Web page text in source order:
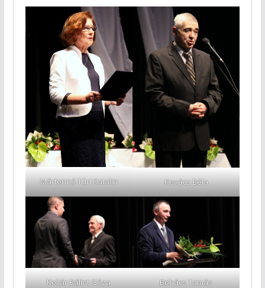
Mártonné Túri Katalin Kovács Béla
Kollár Bálint Géza Bohács Tamás